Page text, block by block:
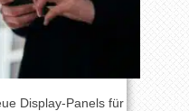
Display-Panels für